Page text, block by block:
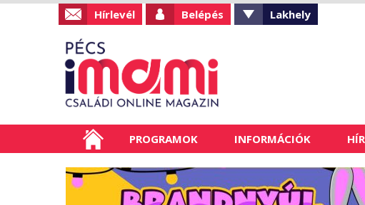
Hírlevél Belépés Lakhely
PROGRAMOK INFORMÁCIÓK